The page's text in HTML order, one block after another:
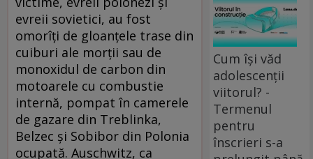
evreii sovietici, au fost
omorîţi de gloanţele trase din
cuiburi ale morţii sau de
monoxidul de carbon din
motoarele cu combustie
internă, pompat în camerele
de gazare din Treblinka,
Belzec şi Sobibor din Polonia
ocupată. Auschwitz, ca
Cum își văd
adolescenții
viitorul? -
Termenul
pentru
înscrieri s-a